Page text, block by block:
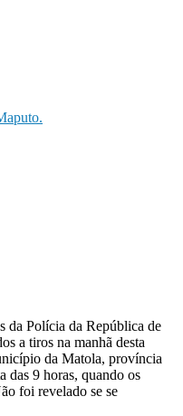
Polícia da República de
a tiros na manhã desta
da Matola, província
das 9 horas, quando os
foi revelado se se